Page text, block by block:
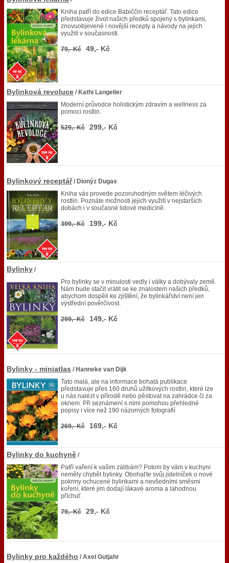
Kniha patří do edice Babiččin receptář. Tato edice
představuje život našich předků spojený s bylinkami,
znovuobjevené i novější recepty a návody na jejich
využití v současnosti.
79,- Kč 49,- Kč
Bylinková revoluce / Kathi Langelier
Moderní průvodce holistickým zdravím a wellness za
pomoci rostlin.
529,- Kč 299,- Kč
Bylinkový receptář/ Dionýz Dugas
Kniha vás provede pozoruhodným světem léčivých
rostlin. Poznáte možnosti jejich využití v nejstarších
dobách i v současné lidové medicíně.
399,- Kč 199,- Kč
Bylinky /
Pro bylinky se v minulosti vedly i války a dobývaly země.
Nám bude stačit vrátit se ke znalostem našich předků,
abychom dospěli ke zjištění, že bylinkářství není jen
výstřední pověrčivost.
299,- Kč 149,- Kč
Bylinky - miniatlas / Hanneke van Dijk
Tato malá, ale na informace bohatá publikace
představuje přes 160 druhů užitkových rostlin, které lze
u nás nalézt v přírodě nebo pěstovat na zahrádce či za
oknem. Při seznámení s nimi pomohou přehledné
popisy i více než 190 názorných fotografií
269,- Kč 169,- Kč
Bylinky do kuchyně /
Patří vaření k vašim zálibám? Potom by vám v kuchyni
neměly chybět bylinky. Obohaťte svůj jídelníček o nové
pokrmy ochucené bylinkami a nevšedními směsmi
koření, které jim dodají lákavé aroma a lahodnou
příchuť.
79,- Kč 29,- Kč
Bylinky pro každého / Axel Gutjahr